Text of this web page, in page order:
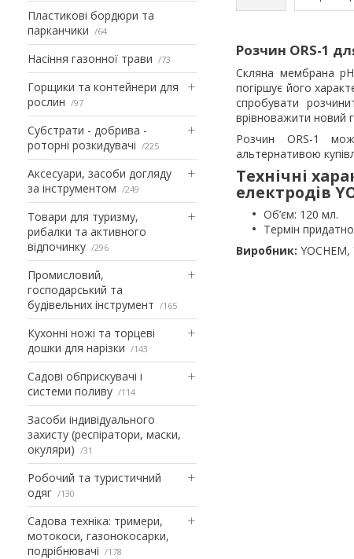
Пластикові бордюри та
парканчики
64
Насіння газонної трави 73
Горщики та контейнери для
рослин
97
Субстрати - добрива -
роторні розкидувачі
225
Аксесуари, засоби догляду
за інструментом
249
Товари для туризму,
рибалки та активного
відпочинку
296
Промисловий,
господарський та
будівельних інструмент
165
Кухонні ножі та торцеві
дошки для нарізки
143
Садові обприскувачі і
системи поливу
114
Засоби індивідуального
захисту (респіратори, маски,
окуляри)
31
Робочий та туристичний
одяг
130
Садова техніка: тримери,
мотокоси, газонокосарки,
подрібнювачі
178
Розчин ORS-1
Скляна мембрана
погіршує його
спробувати
врівноважити новий
Розчин ORS-1
альтернативою
Технічні
електродів
Об’єм: 120 мл.
Термін
Виробник: YOCHEM,